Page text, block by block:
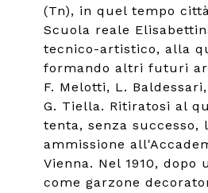
(Tn), in quel tempo
Scuola reale
tecnico-artistico, alla
formando altri futuri
F. Melotti, L.
G. Tiella. Ritiratosi al
tenta, senza successo,
ammissione
Vienna. Nel 1910, dopo
come garzone